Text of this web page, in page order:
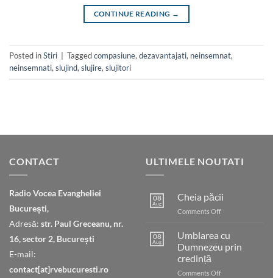
CONTINUE READING →
Posted inStiri Taggedcompasiune, dezavantajati, neinsemnat,
neinsemnati, slujind, slujire, slujitori
CONTACT
Radio Vocea Evangheliei
București,
Adresă: str. Paul Greceanu, nr.
16, sector 2, București
E-mail:
contact[at]rvebucuresti.ro
ULTIMELE NOUTATI
08
Aug
Cheia păcii
Comments Offon
08
Aug
Umblarea cu
Dumnezeu prin
credință
Comments Offon